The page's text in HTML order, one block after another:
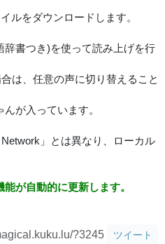
ルをダウンロードします。
辞書つき)を使って読み上げを行
は、任意の声に切り替えること
が入っています。
」とは異なり、ローカル
が自動的に更新します。
?3245 ツイート